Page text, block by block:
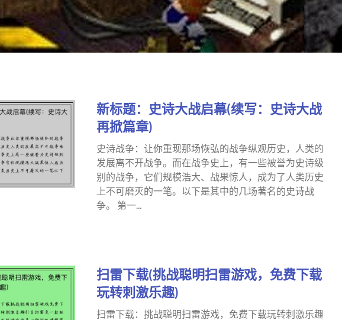
新标题：史诗大战启幕(续写：史诗大战
再掀篇章)
史诗战争：让你重现那场恢弘的战争纵观历史，人类的
发展离不开战争。而在战争史上，有一些被誉为史诗级
别的战争，它们规模浩大、战果惊人，成为了人类历史
上不可磨灭的一笔。以下是其中的几场著名的史诗战
争。 第一...
扫雷下载(挑战聪明扫雷游戏，免费下载
玩转刺激乐趣)
扫雷下载：挑战聪明扫雷游戏，免费下载玩转刺激乐趣